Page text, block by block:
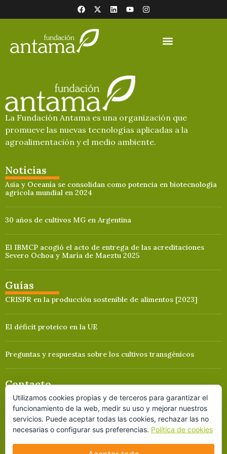
La Fundación Antama es una organización que
promueve las nuevas tecnologías aplicadas a la
agroalimentación y el medio ambiente.
Noticias
Asia y Oceanía se consolidan como potencia en biotecnología
agrícola mundial en 2024
30 años de cultivos MG en Argentina
El IBMCP acogió el acto de entrega de las acreditaciones
Severo Ochoa y María de Maeztu 2025
Guías
CRISPR en la producción sostenible de alimentos [2023]
El déficit proteico en la UE
Preguntas y respuestas sobre los cultivos transgénicos
Contacto
C/ Ferraz 28, 2º izquierda
Madrid (España)
Tlfno: (+34) 917 371 843
Fax: (+34) 915 416 035
Utilizamos cookies propias y de terceros para garantizar el
funcionamiento de la web, medir su uso y mejorar nuestros
servicios. Puede aceptar todas las cookies, rechazar las no
necesarias o configurar sus preferencias. Política de cookies